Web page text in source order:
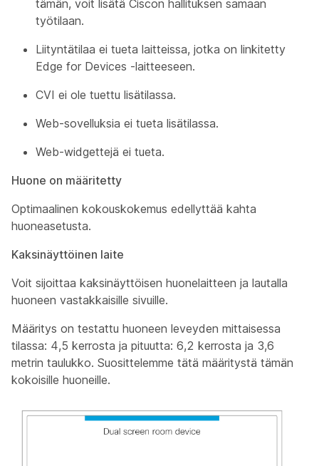
tämän, voit lisätä Ciscon hallituksen samaan
työtilaan.
Liityntätilaa ei tueta laitteissa, jotka on linkitetty
Edge for Devices -laitteeseen.
CVI ei ole tuettu lisätilassa.
Web-sovelluksia ei tueta lisätilassa.
Web-widgettejä ei tueta.
Huone on määritetty
Optimaalinen kokouskokemus edellyttää kahta
huoneasetusta.
Kaksinäyttöinen laite
Voit sijoittaa kaksinäyttöisen huonelaitteen ja lautalla
huoneen vastakkaisille sivuille.
Määritys on testattu huoneen leveyden mittaisessa
tilassa: 4,5 kerrosta ja pituutta: 6,2 kerrosta ja 3,6
metrin taulukko. Suosittelemme tätä määritystä tämän
kokoisille huoneille.